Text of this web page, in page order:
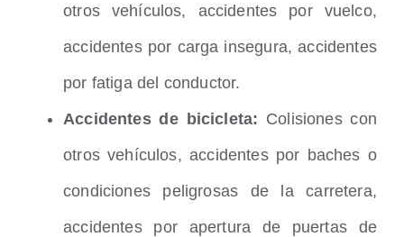
otros vehículos, accidentes por vuelco,
accidentes por carga insegura, accidentes
por fatiga del conductor.
Accidentes de bicicleta: Colisiones con
otros vehículos, accidentes por baches o
condiciones peligrosas de la carretera,
accidentes por apertura de puertas de